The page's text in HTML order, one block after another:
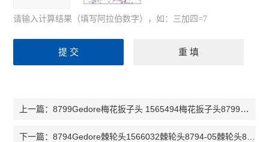
请输入计算结果（填写阿拉伯数字），如：三加四=7
上一篇：8799Gedore梅花扳子头 1565494梅花扳子头8799梅花扳子头1565575
下一篇：8794Gedore棘轮头1566032棘轮头8794-05棘轮头8794